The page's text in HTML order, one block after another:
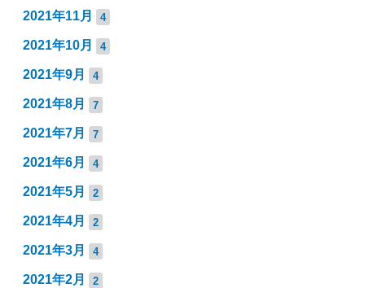
2021年11月 4
2021年10月 4
2021年9月 4
2021年8月 7
2021年7月 7
2021年6月 4
2021年5月 2
2021年4月 2
2021年3月 4
2021年2月 2